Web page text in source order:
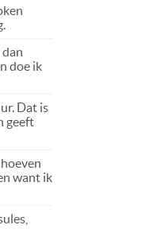
doe ik
Dat is
geeft
want ik